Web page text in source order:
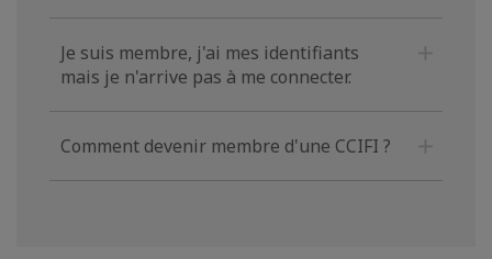
Je suis membre, j'ai mes identifiants
mais je n'arrive pas à me connecter.
Comment devenir membre d'une CCIFI ?